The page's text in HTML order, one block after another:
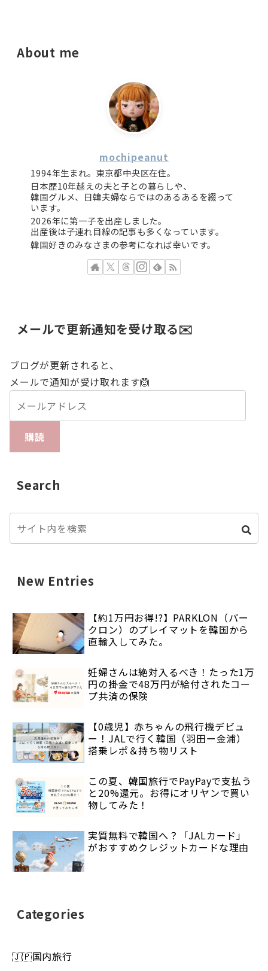
About me
mochipeanut
1994年生まれ。東京都中央区在住。
日本歴10年越えの夫と子との暮らしや、
韓国グルメ、日韓夫婦ならではのあるあるを綴って
います。
2026年に第一子を出産しました。
出産後は子連れ目線の記事も多くなっています。
韓国好きのみなさまの参考になれば幸いです。
メールで更新通知を受け取る✉️
ブログが更新されると、
メールで通知が受け取れます🙆
購読
Search
New Entries
【約1万円お得!?】PARKLON（パー
クロン）のプレイマットを韓国から
直輸入してみた。
妊婦さんは絶対入るべき！たった1万
円の掛金で48万円が給付されたコー
プ共済の保険
【0歳児】赤ちゃんの飛行機デビュ
ー！JALで行く韓国（羽田ー金浦）
搭乗レポ＆持ち物リスト
この夏、韓国旅行でPayPayで支払う
と20%還元。お得にオリヤンで買い
物してみた！
実質無料で韓国へ？「JALカード」
がおすすめクレジットカードな理由
Categories
🇯🇵国内旅行